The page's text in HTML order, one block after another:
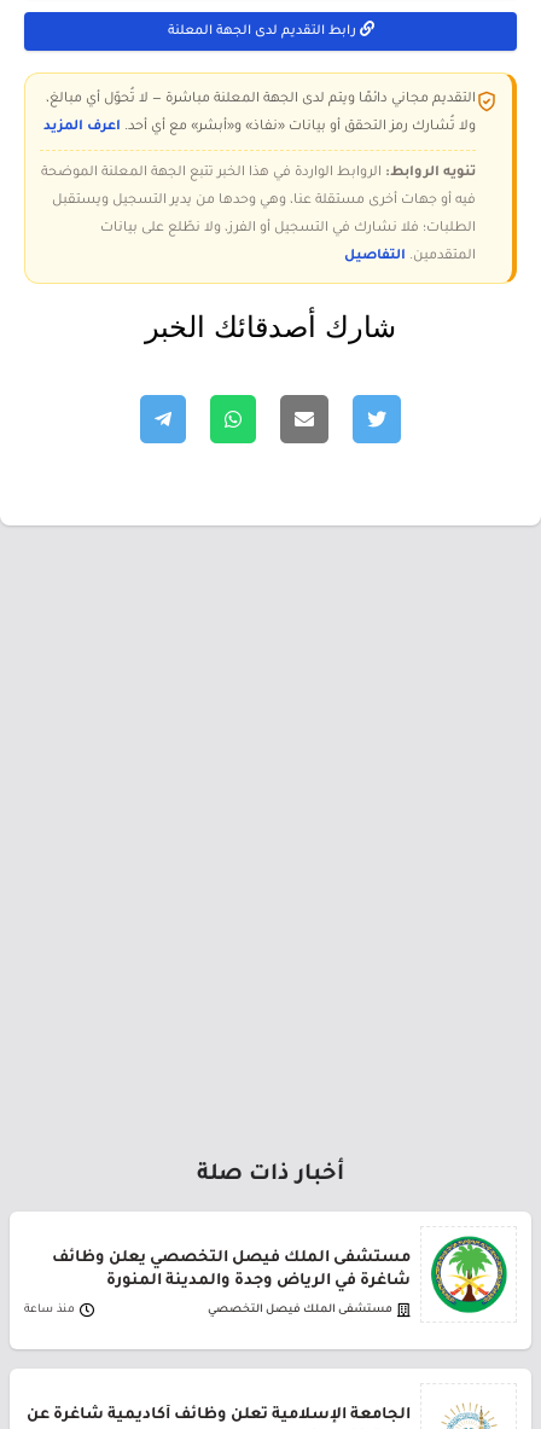
رابط التقديم لدى الجهة المعلنة
التقديم مجاني دائمًا ويتم لدى الجهة المعلنة مباشرة — لا تُحوّل أي مبالغ،
ولا تُشارك رمز التحقق أو بيانات «نفاذ» و«أبشر» مع أي أحد. اعرف المزيد
تنويه الروابط: الروابط الواردة في هذا الخبر تتبع الجهة المعلنة الموضحة
فيه أو جهات أخرى مستقلة عنا، وهي وحدها من يدير التسجيل ويستقبل
الطلبات؛ فلا نشارك في التسجيل أو الفرز، ولا نطّلع على بيانات
المتقدمين. التفاصيل
شارك أصدقائك الخبر
أخبار ذات صلة
مستشفى الملك فيصل التخصصي يعلن وظائف
شاغرة في الرياض وجدة والمدينة المنورة
مستشفى الملك فيصل التخصصي منذ ساعة
الجامعة الإسلامية تعلن وظائف أكاديمية شاغرة عن